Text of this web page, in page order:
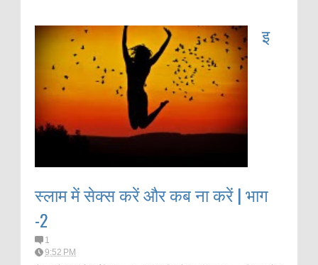
इ
स्लाम में सेक्स करें और कब ना करें | भाग
-2
1
9:52 PM